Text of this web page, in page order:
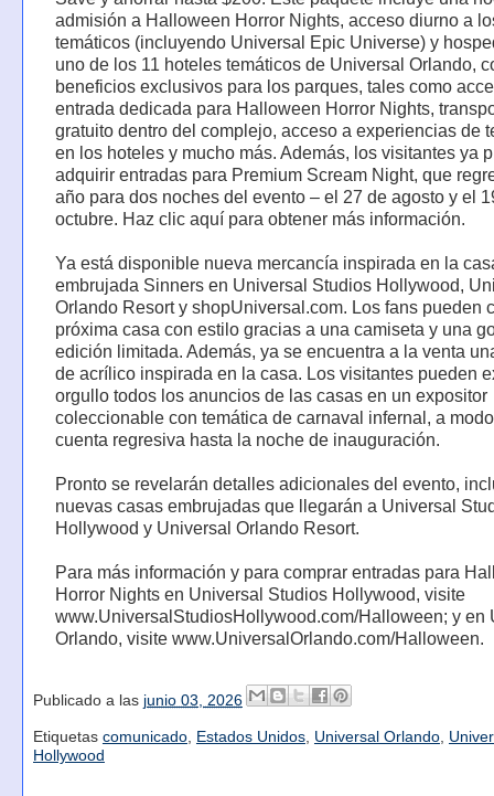
admisión a Halloween Horror Nights, acceso diurno a
temáticos (incluyendo Universal Epic Universe) y
uno de los 11 hoteles temáticos de Universal Orlando,
beneficios exclusivos para los parques, tales como
entrada dedicada para Halloween Horror Nights,
gratuito dentro del complejo, acceso a experiencias de
en los hoteles y mucho más. Además, los visitantes ya
adquirir entradas para Premium Scream Night, que
año para dos noches del evento – el 27 de agosto y el
octubre. Haz clic aquí para obtener más información.
Ya está disponible nueva mercancía inspirada en la
embrujada Sinners en Universal Studios Hollywood,
Orlando Resort y shopUniversal.com. Los fans pueden
próxima casa con estilo gracias a una camiseta y una
edición limitada. Además, ya se encuentra a la venta
de acrílico inspirada en la casa. Los visitantes pueden
orgullo todos los anuncios de las casas en un expositor
coleccionable con temática de carnaval infernal, a
cuenta regresiva hasta la noche de inauguración.
Pronto se revelarán detalles adicionales del evento,
nuevas casas embrujadas que llegarán a Universal
Hollywood y Universal Orlando Resort.
Para más información y para comprar entradas para
Horror Nights en Universal Studios Hollywood, visite
www.UniversalStudiosHollywood.com/Halloween; y en
Orlando, visite www.UniversalOrlando.com/Halloween.
Publicado a las junio 03, 2026
Etiquetas comunicado, Estados Unidos, Universal Orlando,
Hollywood